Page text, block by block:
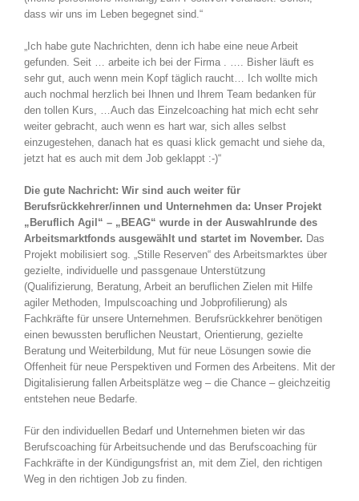
dass wir uns im Leben begegnet sind.“
„Ich habe gute Nachrichten, denn ich habe eine neue Arbeit
gefunden. Seit … arbeite ich bei der Firma . …. Bisher läuft es
sehr gut, auch wenn mein Kopf täglich raucht… Ich wollte mich
auch nochmal herzlich bei Ihnen und Ihrem Team bedanken für
den tollen Kurs, …Auch das Einzelcoaching hat mich echt sehr
weiter gebracht, auch wenn es hart war, sich alles selbst
einzugestehen, danach hat es quasi klick gemacht und siehe da,
jetzt hat es auch mit dem Job geklappt :-)“
Die gute Nachricht: Wir sind auch weiter für
Berufsrückkehrer/innen und Unternehmen da: Unser Projekt
„Beruflich Agil“ – „BEAG“ wurde in der Auswahlrunde des
Arbeitsmarktfonds ausgewählt und startet im November. Das
Projekt mobilisiert sog. „Stille Reserven“ des Arbeitsmarktes über
gezielte, individuelle und passgenaue Unterstützung
(Qualifizierung, Beratung, Arbeit an beruflichen Zielen mit Hilfe
agiler Methoden, Impulscoaching und Jobprofilierung) als
Fachkräfte für unsere Unternehmen. Berufsrückkehrer benötigen
einen bewussten beruflichen Neustart, Orientierung, gezielte
Beratung und Weiterbildung, Mut für neue Lösungen sowie die
Offenheit für neue Perspektiven und Formen des Arbeitens. Mit der
Digitalisierung fallen Arbeitsplätze weg – die Chance – gleichzeitig
entstehen neue Bedarfe.
Für den individuellen Bedarf und Unternehmen bieten wir das
Berufscoaching für Arbeitsuchende und das Berufscoaching für
Fachkräfte in der Kündigungsfrist an, mit dem Ziel, den richtigen
Weg in den richtigen Job zu finden.